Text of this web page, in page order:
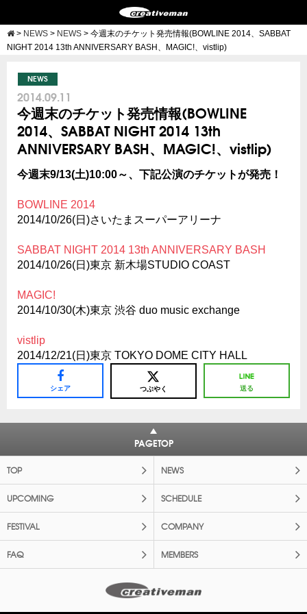
> NEWS > NEWS > 今週末のチケット発売情報(BOWLINE 2014、SABBAT
NIGHT 2014 13th ANNIVERSARY BASH、MAGIC!、vistlip)
NEWS
2014.09.11
今週末のチケット発売情報(BOWLINE
2014、SABBAT NIGHT 2014 13th
ANNIVERSARY BASH、MAGIC!、vistlip)
今週末9/13(土)10:00～、下記公演のチケットが発売！
BOWLINE 2014
2014/10/26(日)さいたまスーパーアリーナ
SABBAT NIGHT 2014 13th ANNIVERSARY BASH
2014/10/26(日)東京 新木場STUDIO COAST
MAGIC!
2014/10/30(木)東京 渋谷 duo music exchange
vistlip
2014/12/21(日)東京 TOKYO DOME CITY HALL
シェア つぶやく 送る
PAGETOP
TOP NEWS
UPCOMING SCHEDULE
FESTIVAL COMPANY
FAQ MEMBERS